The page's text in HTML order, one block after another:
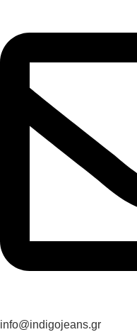
info@indigojeans.gr